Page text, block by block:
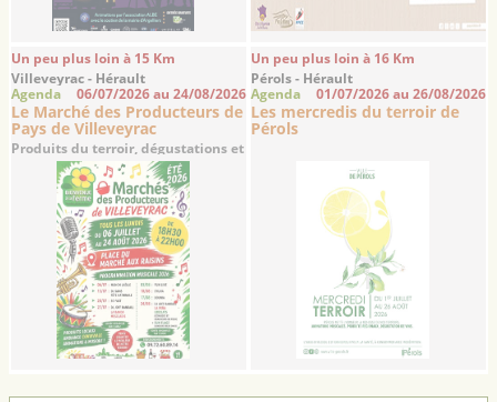
Un peu plus loin à 15 Km
Villeveyrac - Hérault
Agenda 06/07/2026 au 24/08/2026
Le Marché des Producteurs de
Pays de Villeveyrac
Produits du terroir, dégustations et
soirées ...
Un peu plus loin à 16 Km
Pérols - Hérault
Agenda 01/07/2026 au 26/08/2026
Les mercredis du terroir de
Pérols